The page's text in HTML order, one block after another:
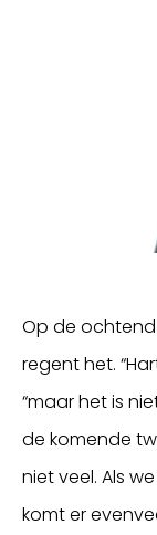
Op de ochtend
regent het.
“maar het is
de komende
niet veel. Als
komt er